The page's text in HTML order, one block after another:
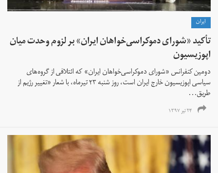
ايران
تأکید «شورای دموکراسی‌خواهان ایران» بر لزوم وحدت میان
اپوزیسیون
دومین کنفرانس «شوراى دموکراسی‌خواهان ایران» كه ائتلافی از گروه‌های
سیاسی اپوزیسیون خارج ایران است، روز شنبه ۲۳ تیرماه، با شعار «تغییر رژیم از
طریق...
۲۴ تیر ۱۳۹۷